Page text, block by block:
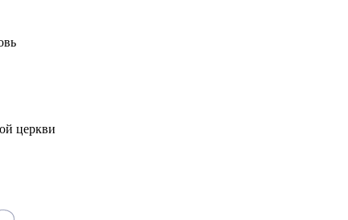
церкви